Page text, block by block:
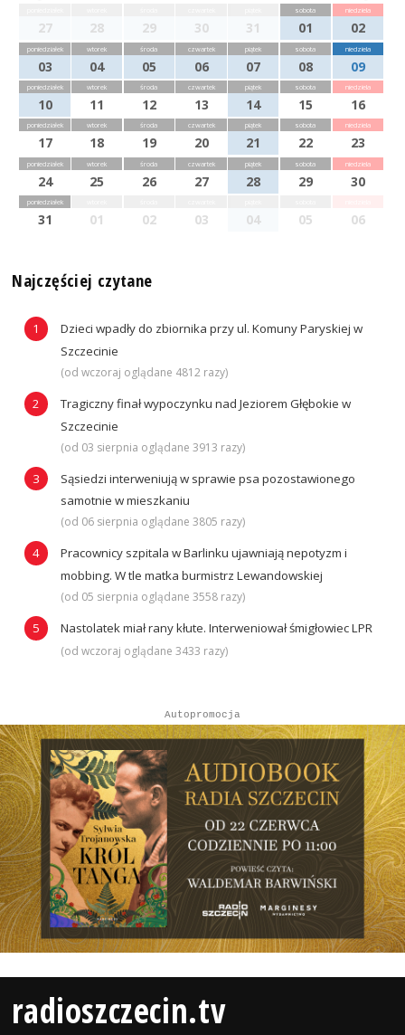
27 28 29 30 31
sobota
01
niedziela
02
poniedziałek
03
wtorek
04
środa
05
czwartek
06
piątek
07
sobota
08
niedziela
09
poniedziałek
10
wtorek
11
środa
12
czwartek
13
piątek
14
sobota
15
niedziela
16
poniedziałek
17
wtorek
18
środa
19
czwartek
20
piątek
21
sobota
22
niedziela
23
poniedziałek
24
wtorek
25
środa
26
czwartek
27
piątek
28
sobota
29
niedziela
30
poniedziałek
31 01 02 03 04 05 06
Najczęściej czytane
Dzieci wpadły do zbiornika przy ul. Komuny Paryskiej w
Szczecinie
(od wczoraj oglądane 4812 razy)
Tragiczny finał wypoczynku nad Jeziorem Głębokie w
Szczecinie
(od 03 sierpnia oglądane 3913 razy)
Sąsiedzi interweniują w sprawie psa pozostawionego
samotnie w mieszkaniu
(od 06 sierpnia oglądane 3805 razy)
Pracownicy szpitala w Barlinku ujawniają nepotyzm i
mobbing. W tle matka burmistrz Lewandowskiej
(od 05 sierpnia oglądane 3558 razy)
Nastolatek miał rany kłute. Interweniował śmigłowiec LPR
(od wczoraj oglądane 3433 razy)
Autopromocja
radioszczecin.tv